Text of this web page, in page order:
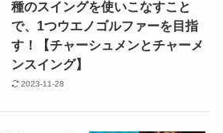
種のスイングを使いこなすこと
で、1つウエノゴルファーを目指
す！【チャーシュメンとチャーメ
ンスイング】
2023-11-28